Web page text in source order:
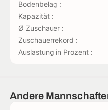
Bodenbelag :
Kapazität :
Ø Zuschauer :
Zuschauerrekord :
Auslastung in Prozent :
Andere